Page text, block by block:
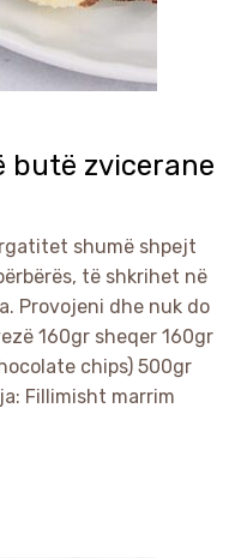
butë zvicerane
shumë shpejt
të shkrihet në
Provojeni dhe nuk do
160gr sheqer 160gr
chips) 500gr
Fillimisht marrim